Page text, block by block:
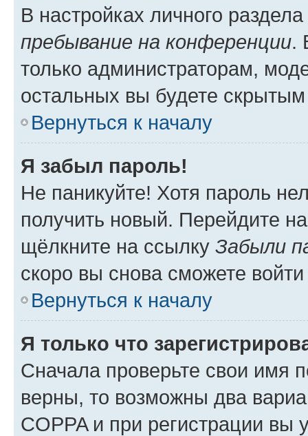
В настройках личного
пребывание на конференции.
только администраторам,
остальных вы будете
Вернуться к началу
Я забыл пароль!
Не паникуйте! Хотя пароль
получить новый. Перейдите
щёлкните на ссылку Забыли
скоро вы снова сможете
Вернуться к началу
Я только что
Сначала проверьте свои имя
верны, то возможны два
COPPA и при регистрации вы